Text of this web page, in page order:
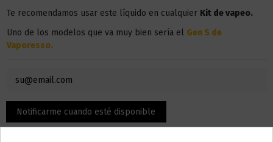
Te recomendamos usar este líquido en cualquier Kit de vapeo.
Uno de los modelos que va muy bien sería el Gen S de
Vaporesso.